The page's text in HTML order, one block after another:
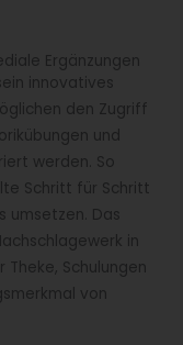
Ergänzungen
innovatives
den Zugriff
und
werden. So
Schritt für Schritt
umsetzen. Das
in
Schulungen
von